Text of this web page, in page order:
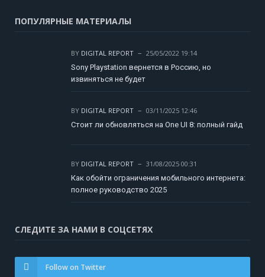
ПОПУЛЯРНЫЕ МАТЕРИАЛЫ
BY DIGITAL REPORT
25/05/2022 19:14
Sony Playstation вернется в Россию, но
извиняться не будет
BY DIGITAL REPORT
03/11/2025 12:46
Стоит ли обновляться на One UI 8: полный гайд
BY DIGITAL REPORT
31/08/2025 00:31
Как обойти ограничения мобильного интернета:
полное руководство 2025
СЛЕДИТЕ ЗА НАМИ В СОЦСЕТЯХ
Follow on Twitter